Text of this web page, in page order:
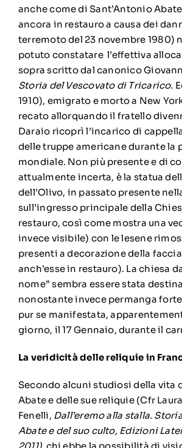
anche come di Sant’Antonio
ancora in restauro a causa dei
terremoto del 23 novembre 1980)
potuto constatare l’effettiva
sopra scritto dal canonico
Storia del Vescovato di Tricarico.
1910), emigrato e morto a New
recato allorquando il fratello
Daraio ricoprì l’incarico di
delle truppe americane durante la
mondiale. Non più presente e di
attualmente incerta, è la statua
dell’Olivo, in passato presente
sull’ingresso principale della
restauro, così come mostra una
invece visibile) con le lesene
presenti a decorazione della
anch’esse in restauro). La chiesa
nome” sembra essere stata
nonostante invece permanga
pur se manifestata,
giorno, il 17 Gennaio, durante il
La veridicità delle reliquie in
Secondo alcuni studiosi della vita
Abate e delle sue reliquie (Cfr Laura
Fenelli, Dall’eremo alla stalla.
Abate e del suo culto, Edizioni